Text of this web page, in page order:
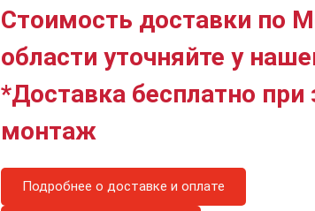
Стоимость доставки по
области уточняйте у
*Доставка бесплатно при
монтаж
Подробнее о доставке и оплате